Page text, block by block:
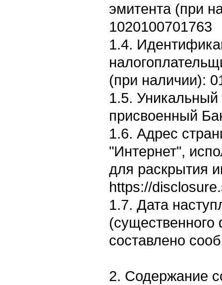
эмитента (при
1020100701763
1.4.
(при наличии):
1.5. Уникальный
присвоенный
1.6. Адрес
"Интернет",
для раскрытия
https://
1.7. Дата
(существенного
составлено
2. Содержание